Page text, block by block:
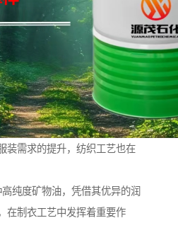
装需求的提升，纺织工艺也在
纯度矿物油，凭借其优异的润
在制衣工艺中发挥着重要作